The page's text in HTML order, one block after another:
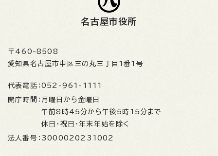
名古屋市役所
〒460-8508
愛知県名古屋市中区三の丸三丁目1番1号
代表電話： 052-961-1111
開庁時間： 月曜日から金曜日
午前8時45分から午後5時15分まで
休日・祝日・年末年始を除く
法人番号： 3000020231002